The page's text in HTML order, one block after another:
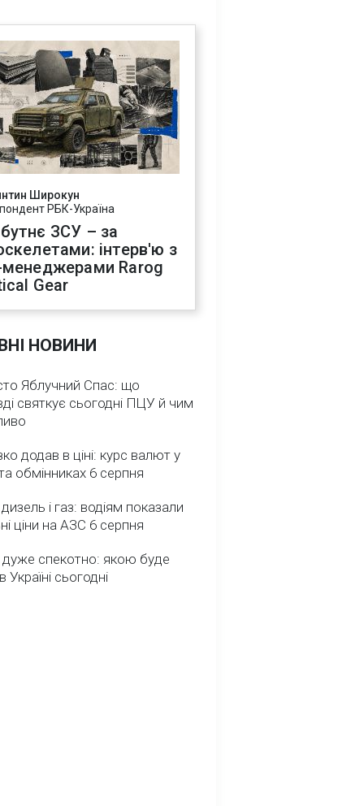
Широкун
РБК-Україна
ЗСУ – за
інтерв'ю з
Rarog
Gear
НОВИНИ
Яблучний Спас: що
святкує сьогодні ПЦУ й чим
додав в ціні: курс валют у
обмінниках 6 серпня
і газ: водіям показали
ціни на АЗС 6 серпня
дуже спекотно: якою буде
Україні сьогодні